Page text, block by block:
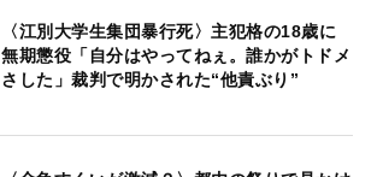
〈江別大学生集団暴行死〉主犯格の18歳に
無期懲役「自分はやってねぇ。誰かがトドメ
さした」裁判で明かされた“他責ぶり”